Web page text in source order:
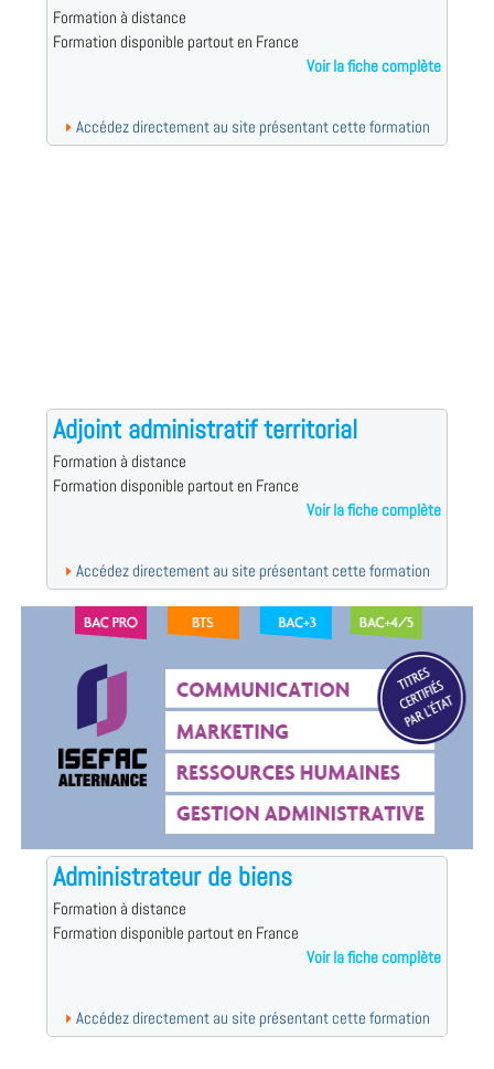
Formation à distance
Formation disponible partout en France
Voir la fiche complète
Accédez directement au site présentant cette formation
Adjoint administratif territorial
Formation à distance
Formation disponible partout en France
Voir la fiche complète
Accédez directement au site présentant cette formation
Administrateur de biens
Formation à distance
Formation disponible partout en France
Voir la fiche complète
Accédez directement au site présentant cette formation